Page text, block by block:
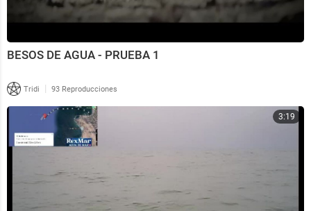
BESOS DE AGUA - PRUEBA 1
Tridi | 93 Reproducciones
3:19